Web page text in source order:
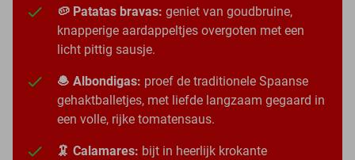
🥔 Patatas bravas: geniet van goudbruine,
knapperige aardappeltjes overgoten met een
licht pittig sausje.
🧆 Albondigas: proef de traditionele Spaanse
gehaktballetjes, met liefde langzaam gegaard in
een volle, rijke tomatensaus.
🦑 Calamares: bijt in heerlijk krokante